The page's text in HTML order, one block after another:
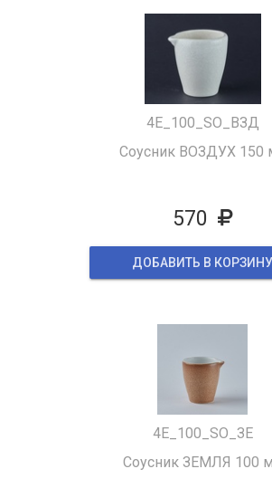
4E_100_SO_ВЗД
Cоусник ВОЗДУХ 150
570
ДОБАВИТЬ В КОРЗИНУ
4E_100_SO_ЗЕ
Соусник ЗЕМЛЯ 100